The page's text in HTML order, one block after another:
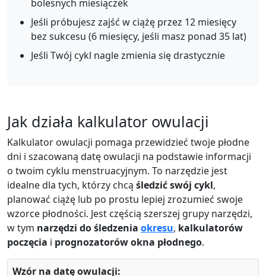
bolesnych miesiączek
Jeśli próbujesz zajść w ciążę przez 12 miesięcy
bez sukcesu (6 miesięcy, jeśli masz ponad 35 lat)
Jeśli Twój cykl nagle zmienia się drastycznie
Jak działa kalkulator owulacji
Kalkulator owulacji pomaga przewidzieć twoje płodne
dni i szacowaną datę owulacji na podstawie informacji
o twoim cyklu menstruacyjnym. To narzędzie jest
idealne dla tych, którzy chcą śledzić swój cykl,
planować ciążę lub po prostu lepiej zrozumieć swoje
wzorce płodności. Jest częścią szerszej grupy narzędzi,
w tym narzędzi do śledzenia okresu, kalkulatorów
poczęcia i prognozatorów okna płodnego.
Wzór na datę owulacji: